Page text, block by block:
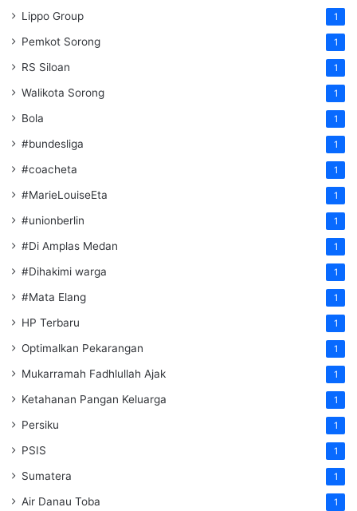
Lippo Group 1
Pemkot Sorong 1
RS Siloan 1
Walikota Sorong 1
Bola 1
#bundesliga 1
#coacheta 1
#MarieLouiseEta 1
#unionberlin 1
#Di Amplas Medan 1
#Dihakimi warga 1
#Mata Elang 1
HP Terbaru 1
Optimalkan Pekarangan 1
Mukarramah Fadhlullah Ajak 1
Ketahanan Pangan Keluarga 1
Persiku 1
PSIS 1
Sumatera 1
Air Danau Toba 1